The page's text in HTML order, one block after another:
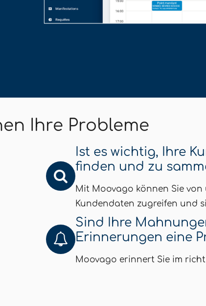
Ihre Probleme
Ist es wichtig, Ihre
finden und zu
Mit Moovago können Sie
Kundendaten zugreifen und
Sind Ihre
Erinnerungen eine
Moovago erinnert Sie im